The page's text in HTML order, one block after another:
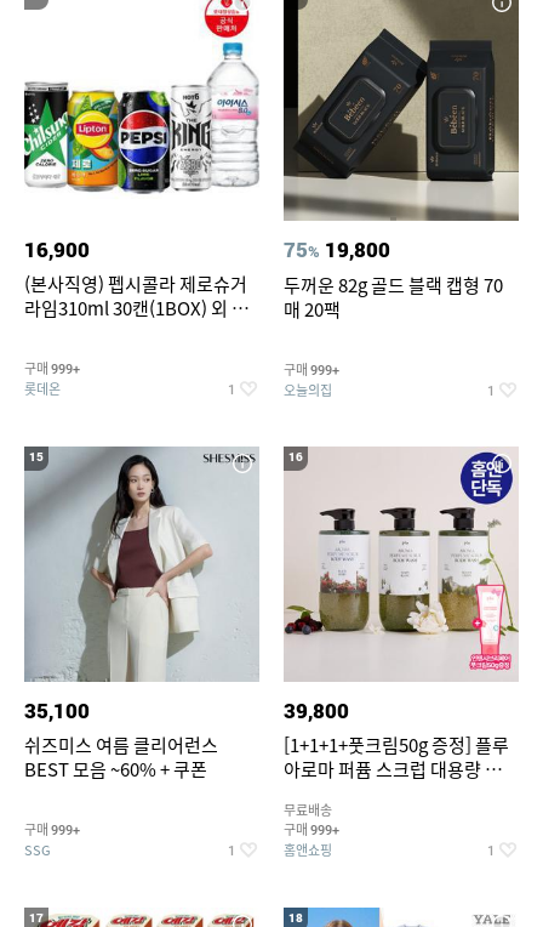
16,900
(본사직영) 펩시콜라 제로슈거
라임310ml 30캔(1BOX) 외 롯
구매 999+
롯데온 1
75% 19,800
두꺼운 82g 골드 블랙 캡형 70
매 20팩
구매 999+
오늘의집 1
15
35,100
쉬즈미스 여름 클리어런스
BEST 모음 ~60% + 쿠폰
구매 999+
SSG 1
16
39,800
[1+1+1+풋크림50g 증정] 플루
아로마 퍼퓸 스크럽 대용량 바디
무료배송
구매 999+
홈앤쇼핑 1
17 18